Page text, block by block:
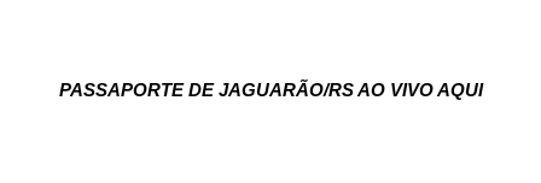
PASSAPORTE DE JAGUARÃO/RS AO VIVO AQUI